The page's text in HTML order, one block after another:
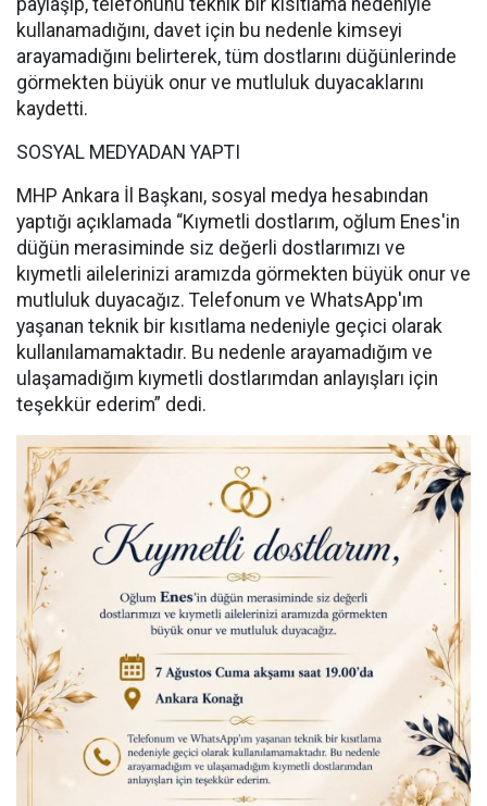
paylaşıp, telefonunu teknik bir kısıtlama nedeniyle
kullanamadığını, davet için bu nedenle kimseyi
arayamadığını belirterek, tüm dostlarını düğünlerinde
görmekten büyük onur ve mutluluk duyacaklarını
kaydetti.
SOSYAL MEDYADAN YAPTI
MHP Ankara İl Başkanı, sosyal medya hesabından
yaptığı açıklamada “Kıymetli dostlarım, oğlum Enes'in
düğün merasiminde siz değerli dostlarımızı ve
kıymetli ailelerinizi aramızda görmekten büyük onur ve
mutluluk duyacağız. Telefonum ve WhatsApp'ım
yaşanan teknik bir kısıtlama nedeniyle geçici olarak
kullanılamamaktadır. Bu nedenle arayamadığım ve
ulaşamadığım kıymetli dostlarımdan anlayışları için
teşekkür ederim” dedi.